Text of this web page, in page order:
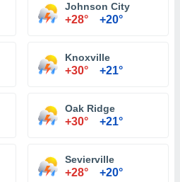
Johnson City
+28° +20°
Knoxville
+30° +21°
Oak Ridge
+30° +21°
Sevierville
+28° +20°